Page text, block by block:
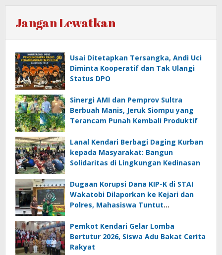
Jangan Lewatkan
Usai Ditetapkan Tersangka, Andi Uci
Diminta Kooperatif dan Tak Ulangi
Status DPO
Sinergi AMI dan Pemprov Sultra
Berbuah Manis, Jeruk Siompu yang
Terancam Punah Kembali Produktif
Lanal Kendari Berbagi Daging Kurban
kepada Masyarakat: Bangun
Solidaritas di Lingkungan Kedinasan
Dugaan Korupsi Dana KIP-K di STAI
Wakatobi Dilaporkan ke Kejari dan
Polres, Mahasiswa Tuntut
Pemkot Kendari Gelar Lomba
Bertutur 2026, Siswa Adu Bakat Cerita
Rakyat